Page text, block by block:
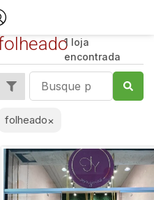
1 loja
encontrada
folheado×